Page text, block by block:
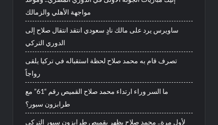
مواجهة الأهلي والزمالك
ساويرس يرد على مالك نادٍ سعودي انتقد انتقال صلاح إلى
الدوري التركي
تصرف قام به محمد صلاح لحظة استقباله في تركيا يلقى
رواجاً
ما السر وراء ارتداء محمد صلاح القميص رقم “61” مع
طرابزون سبور؟
لأول مرة.. محمد صلاح يظهر بقميص طرابزون سبور التركي